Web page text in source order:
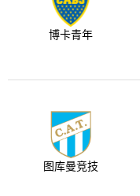
博卡青年
图库曼竞技